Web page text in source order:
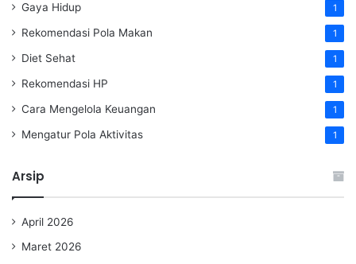
Gaya Hidup 1
Rekomendasi Pola Makan 1
Diet Sehat 1
Rekomendasi HP 1
Cara Mengelola Keuangan 1
Mengatur Pola Aktivitas 1
Arsip
April 2026
Maret 2026